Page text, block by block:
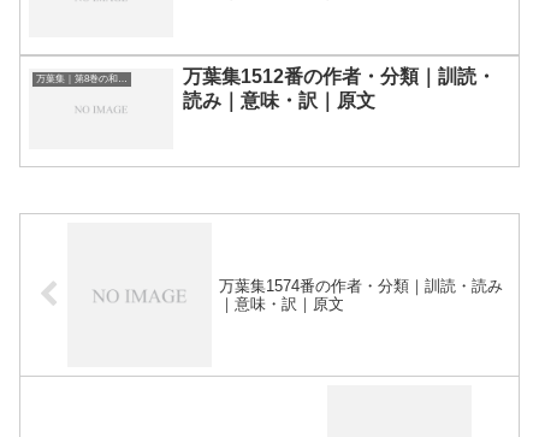
万葉集1512番の作者・分類｜訓読・
読み｜意味・訳｜原文
万葉集1574番の作者・分類｜訓読・読み
｜意味・訳｜原文